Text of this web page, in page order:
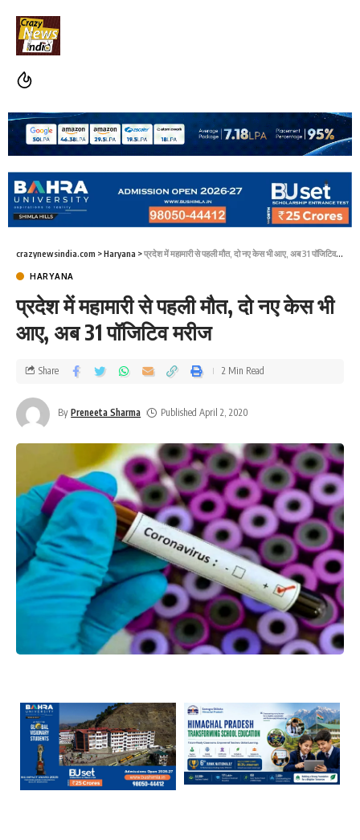
crazynewsindia.com >Haryana >प्रदेश में महामारी से पहली मौत, दो नए केस भी आए, अब 31 पॉजिटिव मरीज
HARYANA
प्रदेश में महामारी से पहली मौत, दो नए केस भी
आए, अब 31 पॉजिटिव मरीज
By Preneeta Sharma Published April 2, 2020
Share 2 Min Read